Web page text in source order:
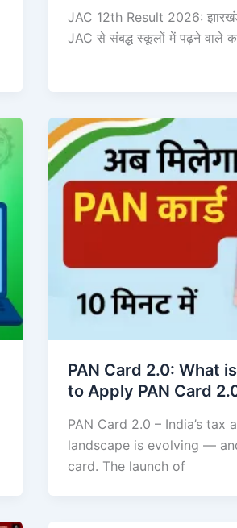
JAC 12th Result 2026:
JAC से संबद्ध स्कूलों में पढ़ने वाले
PAN Card 2.0: What
to Apply PAN Card
PAN Card 2.0 – India’s tax
landscape is evolving —
card. The launch of